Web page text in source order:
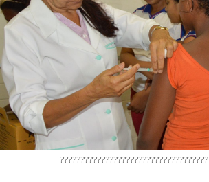
????????????????????????????????????